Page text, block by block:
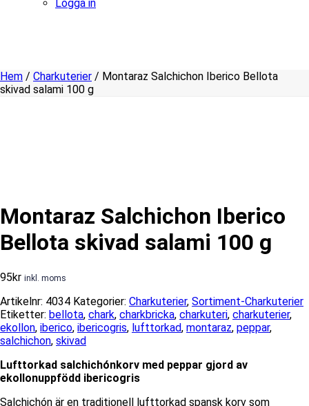
Logga in
Hem / Charkuterier / Montaraz Salchichon Iberico Bellota
skivad salami 100 g
Montaraz Salchichon Iberico
Bellota skivad salami 100 g
95kr inkl. moms
Artikelnr: 4034 Kategorier: Charkuterier, Sortiment-Charkuterier
Etiketter: bellota, chark, charkbricka, charkuteri, charkuterier,
ekollon, iberico, ibericogris, lufttorkad, montaraz, peppar,
salchichon, skivad
Lufttorkad salchichónkorv med peppar gjord av
ekollonuppfödd ibericogris
Salchichón är en traditionell lufttorkad spansk korv som